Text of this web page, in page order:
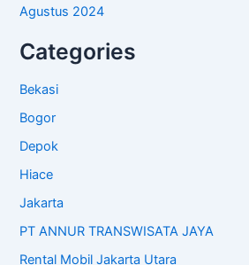
Agustus 2024
Categories
Bekasi
Bogor
Depok
Hiace
Jakarta
PT ANNUR TRANSWISATA JAYA
Rental Mobil Jakarta Utara